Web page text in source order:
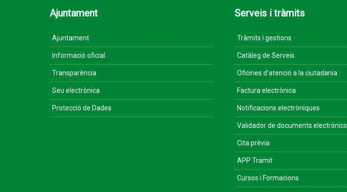
Ajuntament
Ajuntament
Informació oficial
Transparència
Seu electrònica
Protecció de Dades
Serveis i tràmits
Tràmits i gestions
Catàleg de Serveis
Oficines d'atenció a la ciutadania
Factura electrònica
Notificacions electròniques
Validador de documents electrònics
Cita prèvia
APP Tramit
Cursos i Formacions